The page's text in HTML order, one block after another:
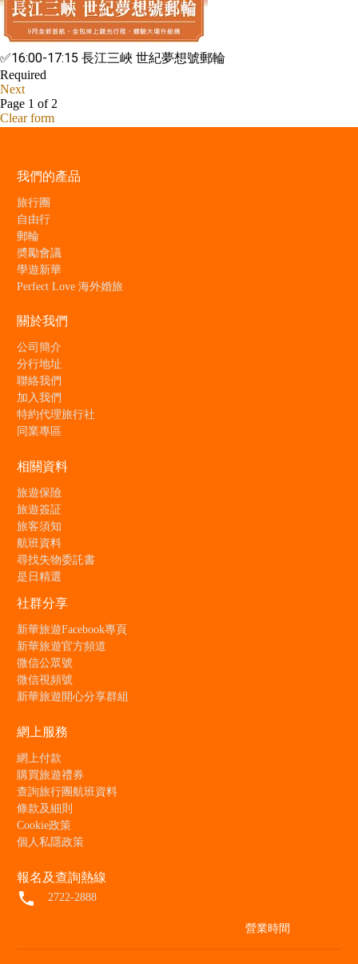
我們的產品
旅行團
自由行
郵輪
奬勵會議
學遊新華
Perfect Love 海外婚旅
關於我們
公司簡介
分行地址
聯絡我們
加入我們
特約代理旅行社
同業專區
相關資料
旅遊保險
旅遊簽証
旅客須知
航班資料
尋找失物委託書
是日精選
社群分享
新華旅遊Facebook專頁
新華旅遊官方頻道
微信公眾號
微信視頻號
新華旅遊開心分享群組
網上服務
網上付款
購買旅遊禮券
查詢旅行團航班資料
條款及細則
Cookie政策
個人私隱政策
報名及查詢熱線
local_phone 2722-2888
營業時間